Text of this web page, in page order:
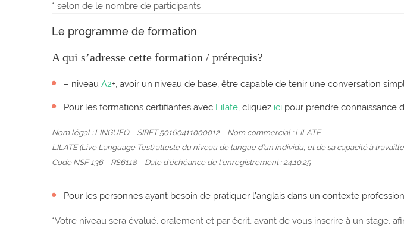
* selon de le nombre de participants
Le programme de formation
A qui s’adresse cette formation / prérequis?
– niveau A2+, avoir un niveau de base, être capable de tenir une conversation
Pour les formations certifiantes avec Lilate, cliquez ici pour prendre connaissance
Nom légal : LINGUEO – SIRET 50160411000012 – Nom commercial : LILATE
LILATE (Live Language Test) atteste du niveau de langue d’un individu, et de sa capacité à
Code NSF 136 – RS6118 – Date d’échéance de l’enregistrement : 24.10.25
Pour les personnes ayant besoin de pratiquer l’anglais dans un contexte
*Votre niveau sera évalué, oralement et par écrit, avant de vous inscrire à un stage,